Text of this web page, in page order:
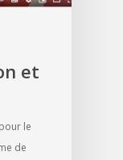
et
le
de